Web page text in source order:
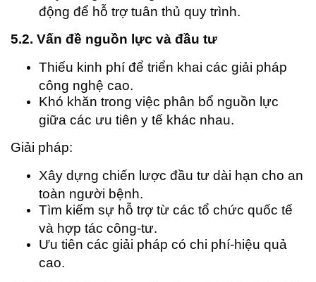
động để hỗ trợ tuân thủ quy trình.
5.2. Vấn đề nguồn lực và đầu tư
Thiếu kinh phí để triển khai các giải pháp
công nghệ cao.
Khó khăn trong việc phân bổ nguồn lực
giữa các ưu tiên y tế khác nhau.
Giải pháp:
Xây dựng chiến lược đầu tư dài hạn cho an
toàn người bệnh.
Tìm kiếm sự hỗ trợ từ các tổ chức quốc tế
và hợp tác công-tư.
Ưu tiên các giải pháp có chi phí-hiệu quả
cao.